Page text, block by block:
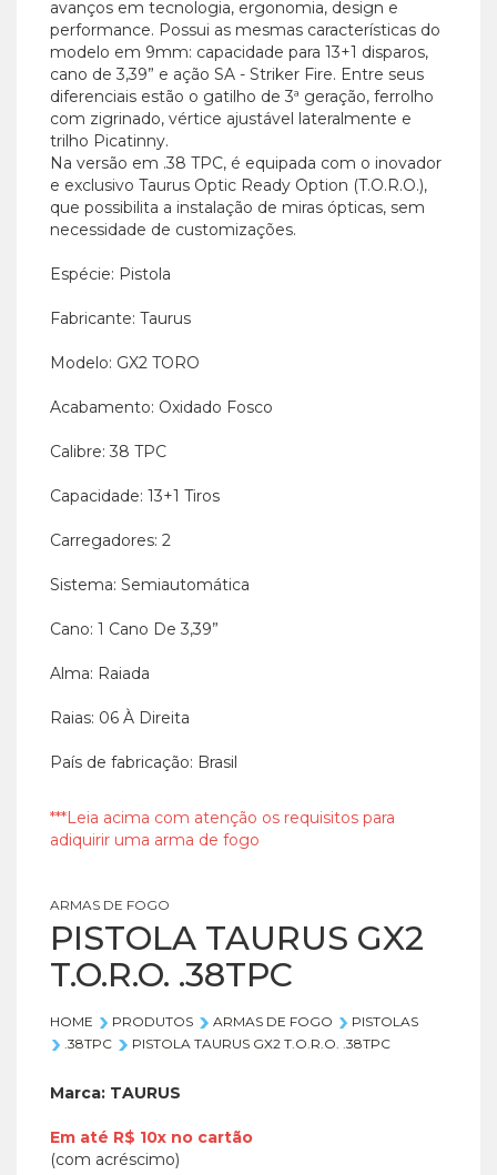
avanços em tecnologia, ergonomia, design e
performance. Possui as mesmas características do
modelo em 9mm: capacidade para 13+1 disparos,
cano de 3,39” e ação SA - Striker Fire. Entre seus
diferenciais estão o gatilho de 3ª geração, ferrolho
com zigrinado, vértice ajustável lateralmente e
trilho Picatinny.
Na versão em .38 TPC, é equipada com o inovador
e exclusivo Taurus Optic Ready Option (T.O.R.O.),
que possibilita a instalação de miras ópticas, sem
necessidade de customizações.
Espécie: Pistola
Fabricante: Taurus
Modelo: GX2 TORO
Acabamento: Oxidado Fosco
Calibre: 38 TPC
Capacidade: 13+1 Tiros
Carregadores: 2
Sistema: Semiautomática
Cano: 1 Cano De 3,39”
Alma: Raiada
Raias: 06 À Direita
País de fabricação: Brasil
***Leia acima com atenção os requisitos para
adiquirir uma arma de fogo
ARMAS DE FOGO
PISTOLA TAURUS GX2
T.O.R.O. .38TPC
HOME PRODUTOS ARMAS DE FOGO
PISTOLAS
.38TPC
PISTOLA TAURUS GX2 T.O.R.O. .38TPC
Marca: TAURUS
Em até R$ 10x no cartão
(com acréscimo)